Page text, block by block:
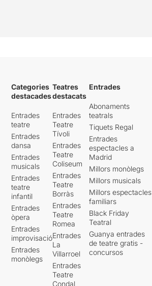
Categories
destacades
Entrades
teatre
Entrades
dansa
Entrades
musicals
Entrades
teatre
infantil
Entrades
òpera
Entrades
improvisació
Entrades
monòlegs
Teatres
destacats
Entrades
Teatre
Tívoli
Entrades
Teatre
Coliseum
Entrades
Teatre
Borràs
Entrades
Teatre
Romea
Entrades
La
Villarroel
Entrades
Teatre
Condal
Entrades
Abonaments
teatrals
Tiquets Regal
Entrades
espectacles a
Madrid
Millors monòlegs
Millors musicals
Millors espectacles
familiars
Black Friday
Teatral
Guanya entrades
de teatre gratis -
concursos